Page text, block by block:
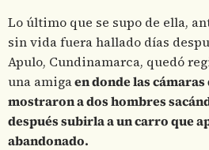
Lo último que se supo de ella,
sin vida fuera hallado días
Apulo, Cundinamarca, quedó
una amigaen donde las
mostraron a dos hombres
después subirla a un carro que
abandonado.